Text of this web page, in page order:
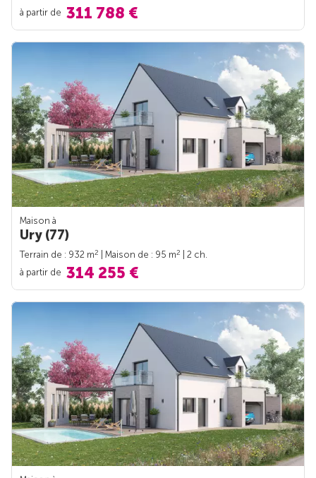
à partir de 311 788 €
Maison à
Ury (77)
Terrain de : 932 m2 | Maison de : 95 m2
| 2 ch.
à partir de 314 255 €